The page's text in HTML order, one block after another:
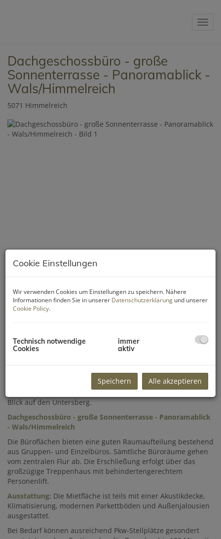
Dachgeschossbüro - große
Sonnenterrasse - Panoramablick -
Wals/Himmelreich
5071 Himmelreich
Zur Vermietung gelangen ca. 350 m² Bürofläche im
Dachgeschoss samt großer Holzterrasse mit traumhaften
Blick auf den Untersberg.
Dachgeschossbüro - große Sonnenterrasse - Panoramablick
- Wals/Himmelreich
Die Büroflächen bieten eine guten Raumaufteilung bestehend
aus Gruppen- und Einzelbüros. Sämtliche Büroräume gehen
vom zentralen Flur ab. Die Erschließung erfolgt über das
großzügige Treppenhaus mit behindertengerechtem
Personenlift.
Ausstattung: Die Mietfläche ist teils mit einer Akustikdecke,
Klimatisierung, modernen Parkettböden und Außenjalousien
ausgestattet.
Bei Bedarf können ausreichend Pkw-Stellplätze gesondert
Cookie Einstellungen
Wir verwenden Cookies um Einstellungen zu speichern. Nähere
Informationen finden Sie in unserer Datenschutzerklärung und unserer
Cookie Policy.
Technisch notwendige
Cookies
immer
aktiv
Speichern Alle akzeptieren